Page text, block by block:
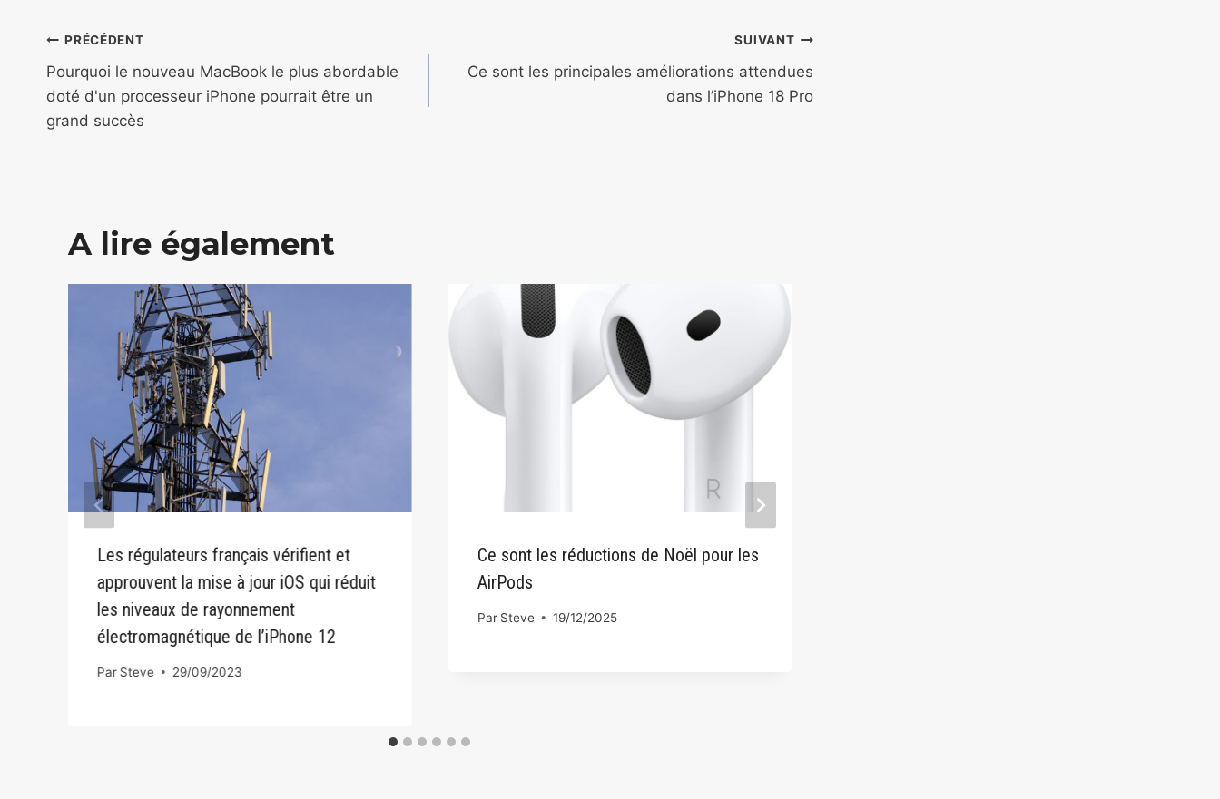
Navigation
de
l’article
PRÉCÉDENT
Pourquoi le nouveau MacBook le plus abordable
doté d'un processeur iPhone pourrait être un
grand succès
SUIVANT
Ce sont les principales améliorations attendues
dans l’iPhone 18 Pro
A lire également
Les régulateurs français vérifient et
approuvent la mise à jour iOS qui réduit
les niveaux de rayonnement
électromagnétique de l’iPhone 12
ParSteve 29/09/2023
Ce sont les réductions de Noël pour les
AirPods
Par Steve 19/12/2025